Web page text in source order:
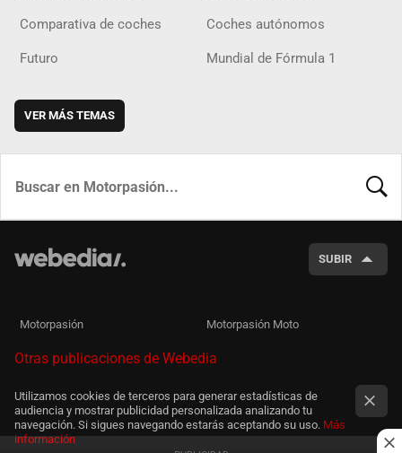
Comparativa de coches Coches autónomos
Futuro Mundial de Fórmula 1
VER MÁS TEMAS
SUBIR
Motorpasión Motorpasión Moto
Otras publicaciones de Webedia
Utilizamos cookies de terceros para generar estadísticas de
audiencia y mostrar publicidad personalizada analizando tu
navegación. Si sigues navegando estarás aceptando su uso. Más
información